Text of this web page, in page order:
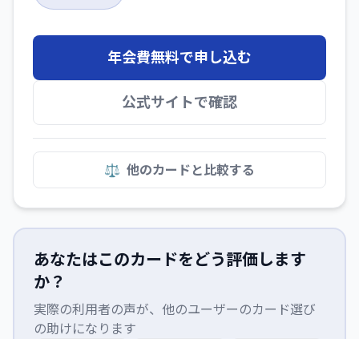
年会費無料で申し込む
公式サイトで確認
⚖️ 他のカードと比較する
あなたはこのカードをどう評価します
か？
実際の利用者の声が、他のユーザーのカード選び
の助けになります